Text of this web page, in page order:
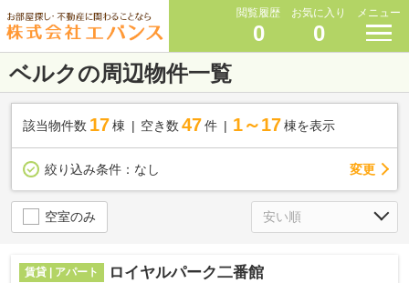
閲覧履歴
0
お気に入り
0
メニュー
ベルクの周辺物件一覧
該当物件数 17棟 空き数 47 件 1～17 棟を表示
絞り込み条件： なし 変更
空室のみ
賃貸 | アパート ロイヤルパーク二番館